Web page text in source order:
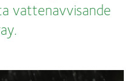
vattenavvisande